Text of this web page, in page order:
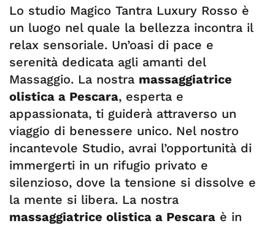
Lo studio Magico Tantra Luxury Rosso è
un luogo nel quale la bellezza incontra il
relax sensoriale. Un’oasi di pace e
serenità dedicata agli amanti del
Massaggio. La nostra massaggiatrice
olistica a Pescara, esperta e
appassionata, ti guiderà attraverso un
viaggio di benessere unico. Nel nostro
incantevole Studio, avrai l’opportunità di
immergerti in un rifugio privato e
silenzioso, dove la tensione si dissolve e
la mente si libera. La nostra
massaggiatrice olistica a Pescara è in